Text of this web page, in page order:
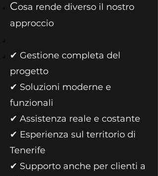
Cosa rende diverso il nostro
approccio
✔ Gestione completa del
progetto
✔ Soluzioni moderne e
funzionali
✔ Assistenza reale e costante
✔ Esperienza sul territorio di
Tenerife
✔ Supporto anche per clienti a